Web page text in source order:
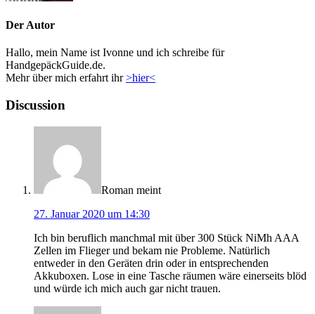
Der Autor
Hallo, mein Name ist Ivonne und ich schreibe für
HandgepäckGuide.de.
Mehr über mich erfahrt ihr>hier<
Discussion
Roman meint
27. Januar 2020 um 14:30
Ich bin beruflich manchmal mit über 300 Stück NiMh AAA
Zellen im Flieger und bekam nie Probleme. Natürlich
entweder in den Geräten drin oder in entsprechenden
Akkuboxen. Lose in eine Tasche räumen wäre einerseits blöd
und würde ich mich auch gar nicht trauen.